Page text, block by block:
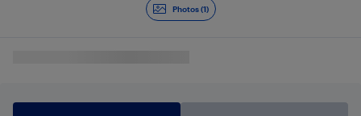
Photos (1)